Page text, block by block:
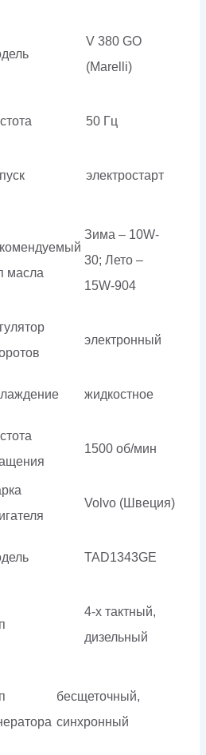
V 380 GO
(Marelli)
50 Гц
электростарт
масла
Зима – 10W-
30; Лето –
15W-904
электронный
жидкостное
1500 об/мин
Volvo (Швеция)
TAD1343GE
4-х тактный,
дизельный
бесщеточный,
синхронный